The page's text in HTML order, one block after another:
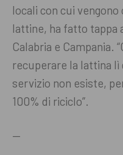
locali con cui
lattine, ha fatto tappa
Calabria e Campania.
recuperare la lattina lì
servizio non esiste,
100% di riciclo”.
—